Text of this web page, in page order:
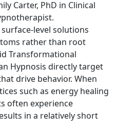
Carter, PhD in Clinical
level solutions
rather than root
Transformational
Hypnosis directly target
drive behavior. When
such as energy healing
often experience
in a relatively short